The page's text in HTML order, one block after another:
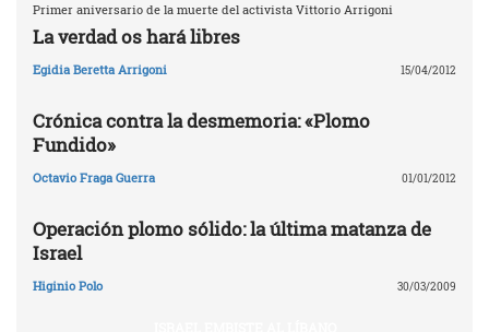
Primer aniversario de la muerte del activista Vittorio Arrigoni
La verdad os hará libres
Egidia Beretta Arrigoni 15/04/2012
Crónica contra la desmemoria: «Plomo
Fundido»
Octavio Fraga Guerra 01/01/2012
Operación plomo sólido: la última matanza de
Israel
Higinio Polo 30/03/2009